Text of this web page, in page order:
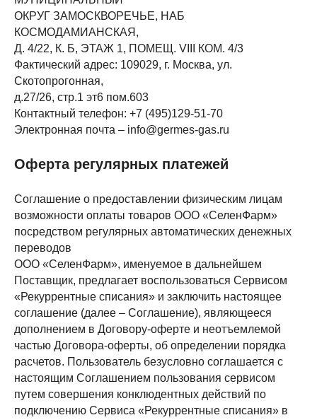
ОКРУГ ЗАМОСКВОРЕЧЬЕ, НАБ
КОСМОДАМИАНСКАЯ,
Д. 4/22, К. Б, ЭТАЖ 1, ПОМЕЩ. VIII КОМ. 4/3
Фактический адрес: 109029, г. Москва, ул.
Скотопрогонная,
д.27/26, стр.1 эт6 пом.603
Контактный телефон: +7 (495)129-51-70
Электронная почта – info@germes-gas.ru
Оферта регулярных платежей
Соглашение о предоставлении физическим лицам
возможности оплаты товаров ООО «СеленФарм»
посредством регулярных автоматических денежных
переводов
ООО «СеленФарм», именуемое в дальнейшем
Поставщик, предлагает воспользоваться Сервисом
«Рекуррентные списания» и заключить настоящее
соглашение (далее – Соглашение), являющееся
дополнением в Договору-оферте и неотъемлемой
частью Договора-оферты, об определении порядка
расчетов. Пользователь безусловно соглашается с
настоящим Соглашением пользования сервисом
путем совершения конклюдентных действий по
подключению Сервиса «Рекуррентные списания» в